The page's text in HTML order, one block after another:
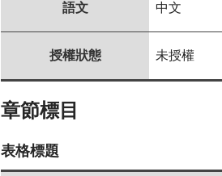
語文 中文
授權狀態 未授權
章節標目
表格標題